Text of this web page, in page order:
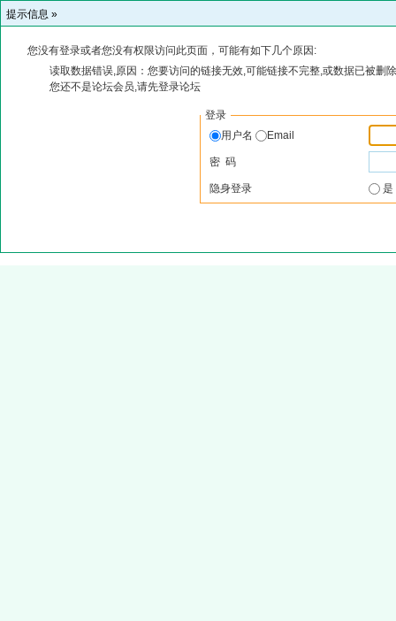
提示信息 »
您没有登录或者您没有权限访问此页面，可能有如下几个原因:
读取数据错误,原因：您要访问的链接无效,可能链接不完整,或数据已被删
您还不是论坛会员,请先登录论坛
登录
用户名
Email
密 码
隐身登录